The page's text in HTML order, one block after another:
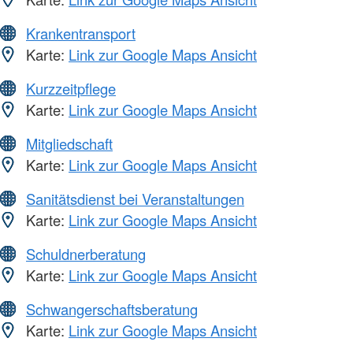
Krankentransport
Karte: Link zur Google Maps Ansicht
Kurzzeitpflege
Karte: Link zur Google Maps Ansicht
Mitgliedschaft
Karte: Link zur Google Maps Ansicht
Sanitätsdienst bei Veranstaltungen
Karte: Link zur Google Maps Ansicht
Schuldnerberatung
Karte: Link zur Google Maps Ansicht
Schwangerschaftsberatung
Karte: Link zur Google Maps Ansicht